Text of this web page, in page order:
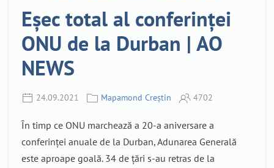
Eșec total al conferinței
ONU de la Durban | AO
NEWS
24.09.2021 Mapamond Creștin 4702
În timp ce ONU marchează a 20-a aniversare a
conferinței anuale de la Durban, Adunarea Generală
este aproape goală. 34 de țări s-au retras de la